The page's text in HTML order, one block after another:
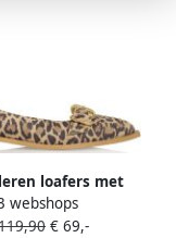
cowboyboots,
leren loafers met
met siergesp
zwart
webshops
€ 69,-